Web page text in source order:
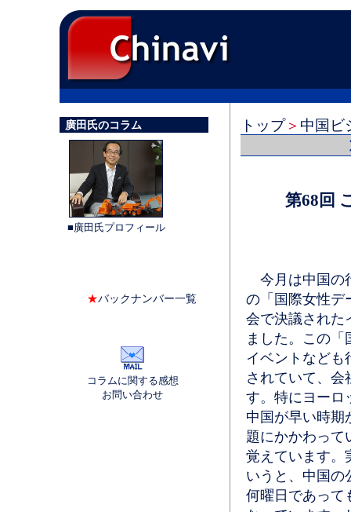
廣田氏のコラム
■廣田氏プロフィール
★バックナンバー一覧
コラムに関する感想
お問い合わせ
トップ＞ 中国ビ
第68回
今月は中国の
の「国際女性デ
会で決議された
ました。この
イベントなども
されていて、会
す。特にヨーロ
中国が早い時期
題にかかわって
覚えています。
いうと、中国の
何曜日であって